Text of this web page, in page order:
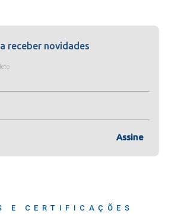
receber novidades
Assine
E CERTIFICAÇÕES